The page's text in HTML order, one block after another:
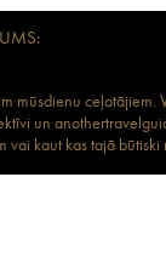
mūsdienu
un
kaut kas tajā